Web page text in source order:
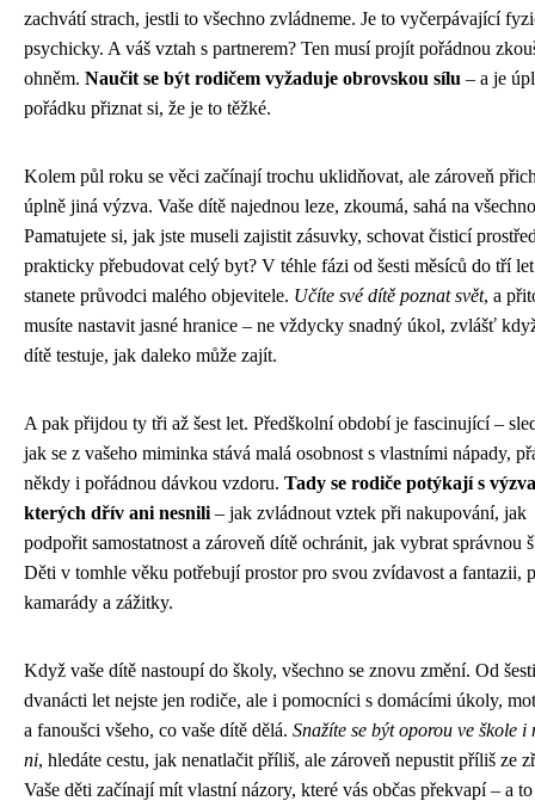
zachvátí strach, jestli to všechno zvládneme. Je to vyčerpávající
psychicky. A váš vztah s partnerem? Ten musí projít pořádnou
ohněm. Naučit se být rodičem vyžaduje obrovskou sílu – a je
pořádku přiznat si, že je to těžké.
Kolem půl roku se věci začínají trochu uklidňovat, ale zároveň
úplně jiná výzva. Vaše dítě najednou leze, zkoumá, sahá na
Pamatujete si, jak jste museli zajistit zásuvky, schovat čisticí
prakticky přebudovat celý byt? V téhle fázi od šesti měsíců do tří let
stanete průvodci malého objevitele. Učíte své dítě poznat svět, a
musíte nastavit jasné hranice – ne vždycky snadný úkol, zvlášť
dítě testuje, jak daleko může zajít.
A pak přijdou ty tři až šest let. Předškolní období je fascinující –
jak se z vašeho miminka stává malá osobnost s vlastními nápady,
někdy i pořádnou dávkou vzdoru. Tady se rodiče potýkají s
kterých dřív ani nesnili – jak zvládnout vztek při nakupování, jak
podpořit samostatnost a zároveň dítě ochránit, jak vybrat správnou
Děti v tomhle věku potřebují prostor pro svou zvídavost a fantazii,
kamarády a zážitky.
Když vaše dítě nastoupí do školy, všechno se znovu změní. Od
dvanácti let nejste jen rodiče, ale i pomocníci s domácími úkoly,
a fanoušci všeho, co vaše dítě dělá. Snažíte se být oporou ve škole i
ni, hledáte cestu, jak nenatlačit příliš, ale zároveň nepustit příliš ze
Vaše děti začínají mít vlastní názory, které vás občas překvapí – a